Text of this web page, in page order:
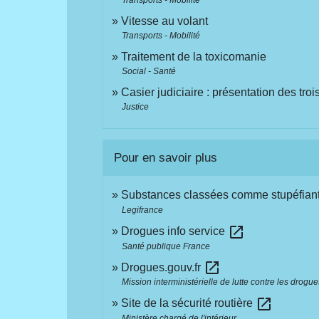
Vitesse au volant
Transports - Mobilité
Traitement de la toxicomanie
Social - Santé
Casier judiciaire : présentation des
Justice
Pour en savoir plus
Substances classées comme
Legifrance
Drogues info service open_in_new
Santé publique France
Drogues.gouv.fr open_in_new
Mission interministérielle de lutte contre les
Site de la sécurité routière open_in_new